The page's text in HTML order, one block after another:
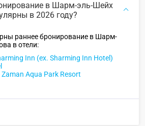
в Шарм-эль-Шейх
в 2026 году?
раннее бронирование в Шарм-
в отели:
Inn (ex. Sharming Inn Hotel)
Aqua Park Resort